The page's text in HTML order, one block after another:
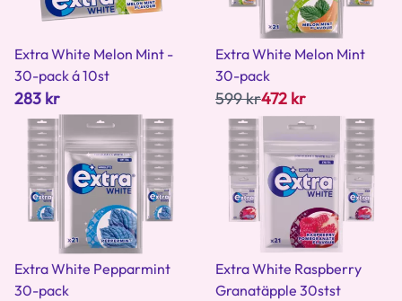
Extra White Melon Mint -
30-pack á 10st
283 kr
Extra White Melon Mint
30-pack
599 kr472 kr
Extra White Pepparmint
30-pack
Extra White Raspberry
Granatäpple 30stst